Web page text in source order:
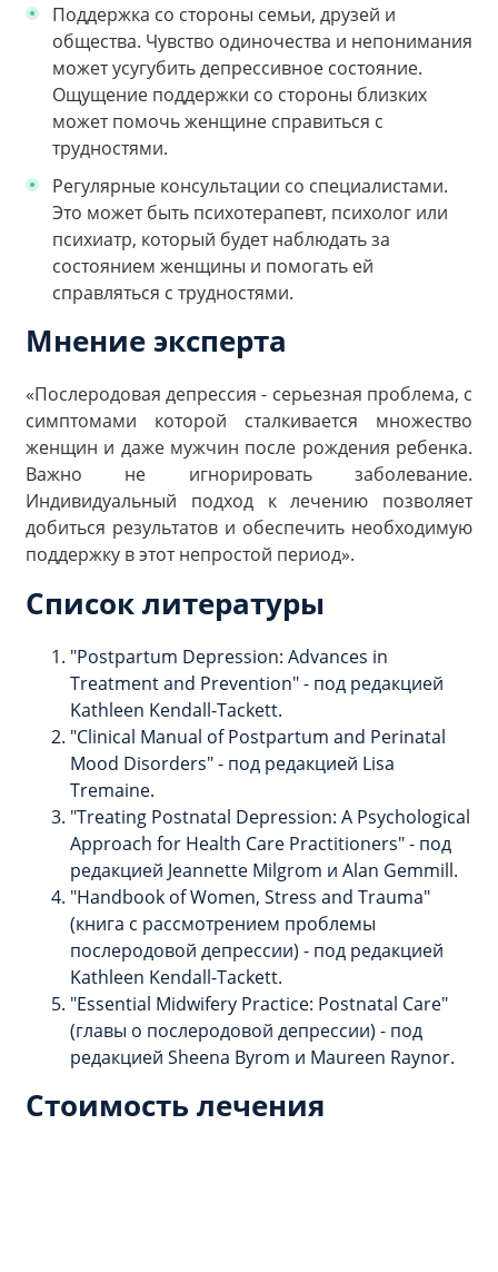
Поддержка со стороны семьи, друзей и
общества. Чувство одиночества и непонимания
может усугубить депрессивное состояние.
Ощущение поддержки со стороны близких
может помочь женщине справиться с
трудностями.
Регулярные консультации со специалистами.
Это может быть психотерапевт, психолог или
психиатр, который будет наблюдать за
состоянием женщины и помогать ей
справляться с трудностями.
Мнение эксперта
«Послеродовая депрессия - серьезная проблема, с
симптомами которой сталкивается множество
женщин и даже мужчин после рождения ребенка.
Важно не игнорировать заболевание.
Индивидуальный подход к лечению позволяет
добиться результатов и обеспечить необходимую
поддержку в этот непростой период».
Список литературы
"Postpartum Depression: Advances in
Treatment and Prevention" - под редакцией
Kathleen Kendall-Tackett.
"Clinical Manual of Postpartum and Perinatal
Mood Disorders" - под редакцией Lisa
Tremaine.
"Treating Postnatal Depression: A Psychological
Approach for Health Care Practitioners" - под
редакцией Jeannette Milgrom и Alan Gemmill.
"Handbook of Women, Stress and Trauma"
(книга с рассмотрением проблемы
послеродовой депрессии) - под редакцией
Kathleen Kendall-Tackett.
"Essential Midwifery Practice: Postnatal Care"
(главы о послеродовой депрессии) - под
редакцией Sheena Byrom и Maureen Raynor.
Стоимость лечения